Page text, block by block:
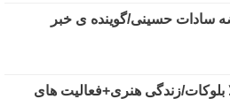
سادات حسینی/گوینده ی خبر
بلوکات/زندگی هنری+فعالیت های